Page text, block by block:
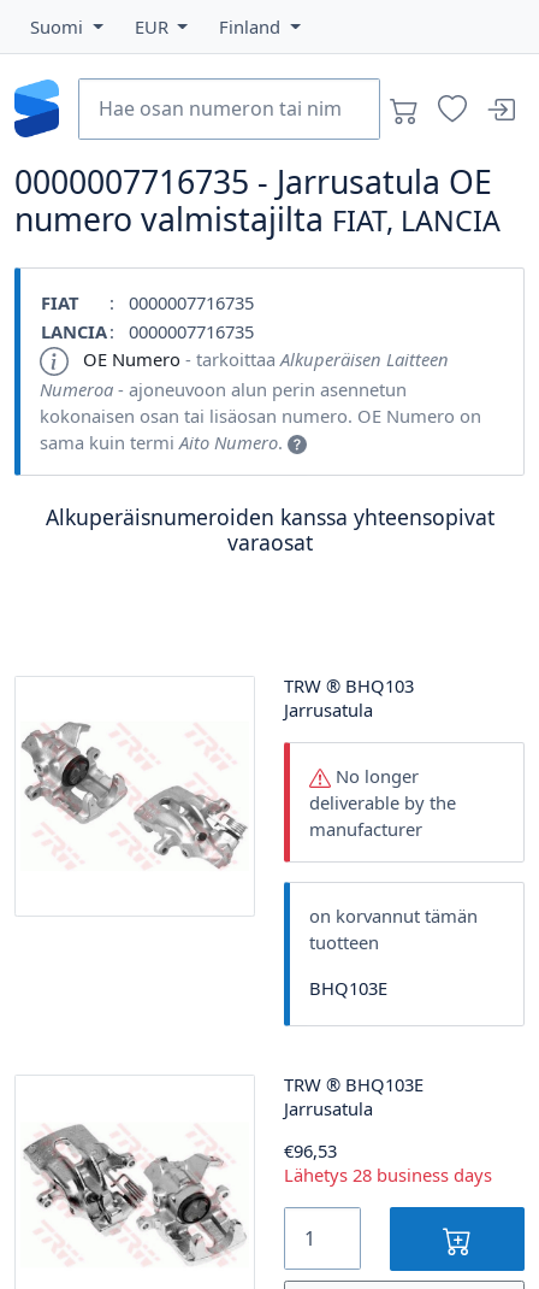
Suomi EUR Finland
0000007716735 - Jarrusatula OE
numero valmistajilta FIAT, LANCIA
FIAT
: 0000007716735
LANCIA: 0000007716735
OE Numero - tarkoittaa Alkuperäisen Laitteen
Numeroa - ajoneuvoon alun perin asennetun
kokonaisen osan tai lisäosan numero. OE Numero on
sama kuin termi Aito Numero.
Alkuperäisnumeroiden kanssa yhteensopivat
varaosat
TRW ® BHQ103
Jarrusatula
No longer
deliverable by the
manufacturer
on korvannut tämän
tuotteen
BHQ103E
TRW ® BHQ103E
Jarrusatula
€96,53
Lähetys 28 business days